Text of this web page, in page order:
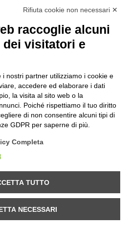
Rifiuta cookie non necessari ✕
raccoglie alcuni
visitatori e
nostri partner utilizziamo i cookie e
accedere ed elaborare i dati
la visita al sito web o la
Poiché rispettiamo il tuo diritto
di non consentire alcuni tipi di
GDPR per saperne di più.
Completa
TUTTO
NECESSARI